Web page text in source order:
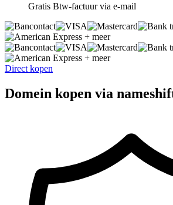
Gratis Btw-factuur via e-mail
+ meer
+ meer
Direct kopen
Domein kopen via